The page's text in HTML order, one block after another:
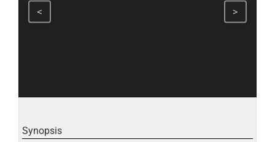
< >
Synopsis